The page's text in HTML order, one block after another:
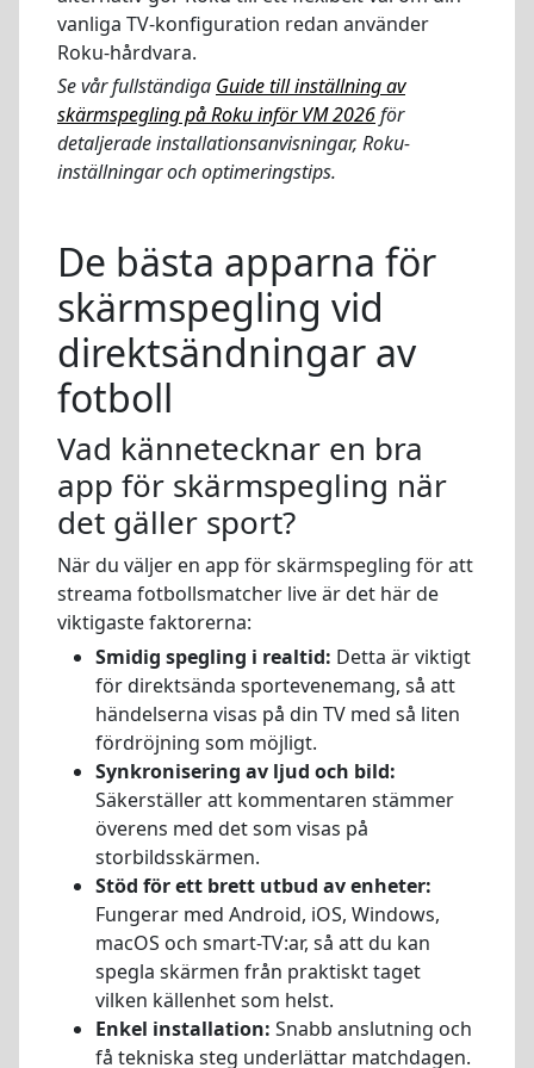
vanliga TV-konfiguration redan använder
Roku-hårdvara.
Se vår fullständiga Guide till inställning av
skärmspegling på Roku inför VM 2026för
detaljerade installationsanvisningar, Roku-
inställningar och optimeringstips.
De bästa apparna för
skärmspegling vid
direktsändningar av
fotboll
Vad kännetecknar en bra
app för skärmspegling när
det gäller sport?
När du väljer en app för skärmspegling för att
streama fotbollsmatcher live är det här de
viktigaste faktorerna:
Smidig spegling i realtid: Detta är viktigt
för direktsända sportevenemang, så att
händelserna visas på din TV med så liten
fördröjning som möjligt.
Synkronisering av ljud och bild:
Säkerställer att kommentaren stämmer
överens med det som visas på
storbildsskärmen.
Stöd för ett brett utbud av enheter:
Fungerar med Android, iOS, Windows,
macOS och smart-TV:ar, så att du kan
spegla skärmen från praktiskt taget
vilken källenhet som helst.
Enkel installation: Snabb anslutning och
få tekniska steg underlättar matchdagen.